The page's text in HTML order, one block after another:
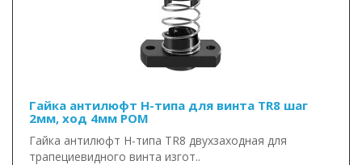
Гайка антилюфт Н-типа для винта TR8 шаг
2мм, ход 4мм POM
Гайка антилюфт Н-типа TR8 двухзаходная для
трапециевидного винта изгот..